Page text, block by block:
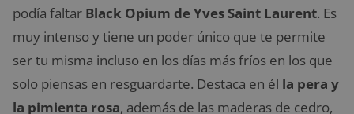
podía faltar Black Opium de Yves Saint Laurent. Es
muy intenso y tiene un poder único que te permite
ser tu misma incluso en los días más fríos en los que
solo piensas en resguardarte. Destaca en él la pera y
la pimienta rosa, además de las maderas de cedro,